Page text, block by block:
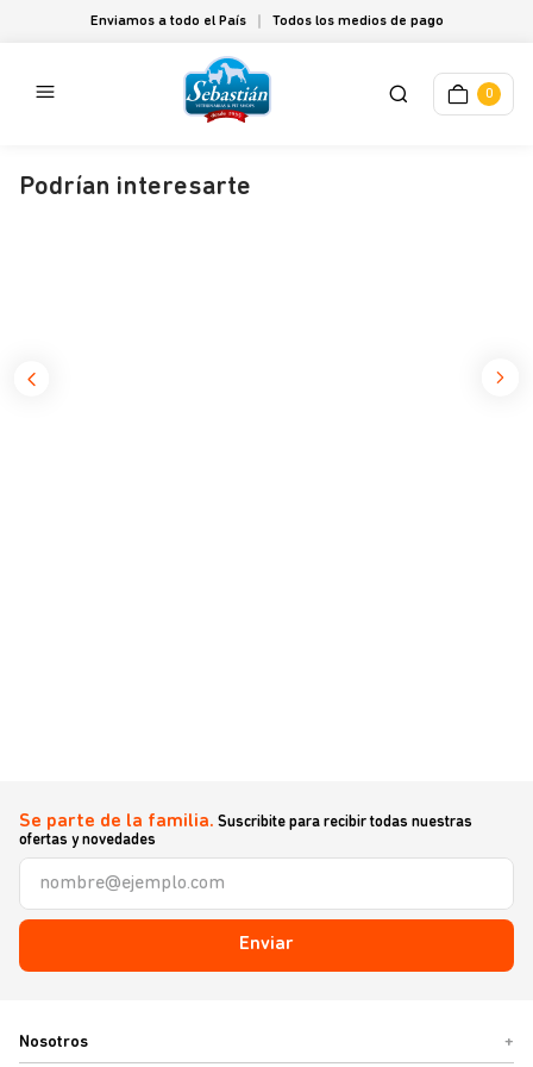
Enviamos a todo el País Todos los medios de pago
0
Podrían interesarte
Se parte de la familia. Suscribite para recibir todas nuestras
ofertas y novedades
Enviar
Nosotros +